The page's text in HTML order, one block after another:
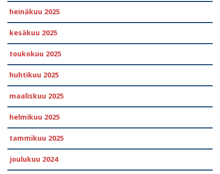
heinäkuu 2025
kesäkuu 2025
toukokuu 2025
huhtikuu 2025
maaliskuu 2025
helmikuu 2025
tammikuu 2025
joulukuu 2024